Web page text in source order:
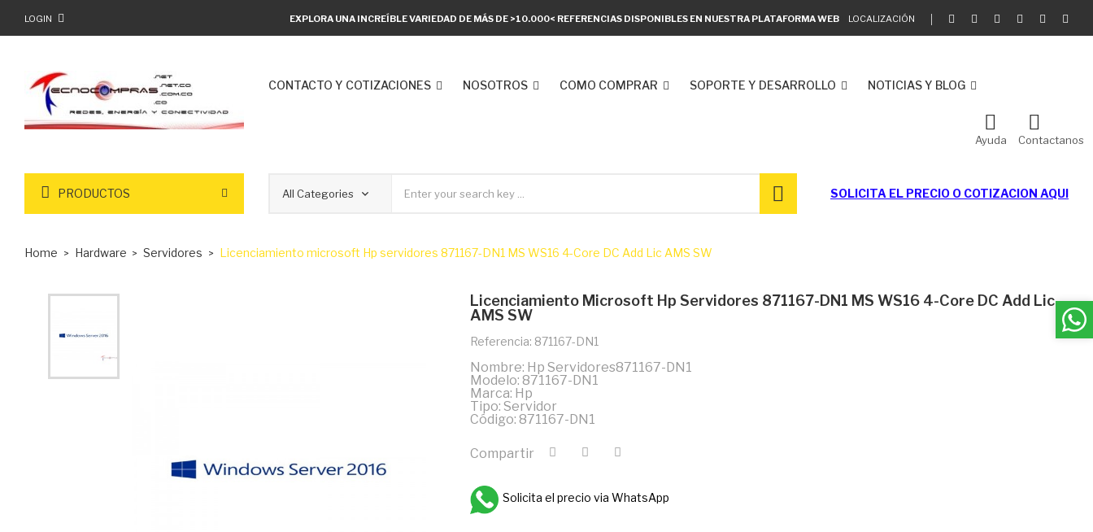
EXPLORA UNA INCREÍBLE VARIEDAD DE MÁS DE >10.000< REFERENCIAS DISPONIBLES EN NUESTRA PLATAFORMA WEB LOCALIZACIÓN
LOGIN
CONTACTO Y COTIZACIONES NOSOTROS COMO COMPRAR SOPORTE Y DESARROLLO NOTICIAS Y BLOG
Ayuda Contactanos
PRODUCTOS SOLICITA EL PRECIO O COTIZACION AQUI
Home Hardware Servidores Licenciamiento microsoft Hp servidores 871167-DN1 MS WS16 4-Core DC Add Lic AMS SW
Licenciamiento Microsoft Hp Servidores 871167-DN1 MS WS16 4-Core DC Add Lic
AMS SW
Referencia: 871167-DN1
Nombre: Hp Servidores871167-DN1
Modelo: 871167-DN1
Marca: Hp
Tipo: Servidor
Código: 871167-DN1
Compartir
Solicita el precio via WhatsApp